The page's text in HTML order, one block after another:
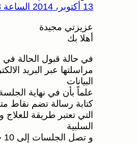
13 أكتوبر، 2014 الساعة 4:58 ص
عزيزتي مجيدة
أهلا بك
في حالة قبول الحالة في
مراسلتها عبر البريد
البيانات
علماً بأن في نهاية
كتابة رسالة تضم نقاط
التي تعتبر طريقة
السلبية
و تصل الجلسات إلى 10 جلسات كحد أقصى